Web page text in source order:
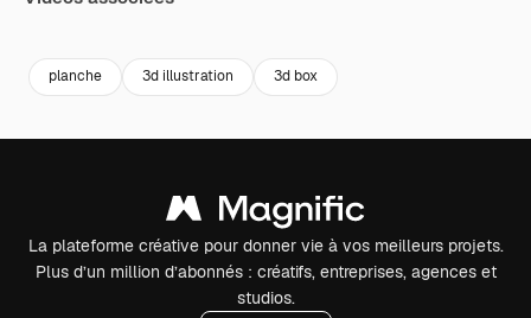
planche 3d illustration 3d box
La plateforme créative pour donner vie à vos meilleurs projets.
Plus d’un million d’abonnés : créatifs, entreprises, agences et
studios.